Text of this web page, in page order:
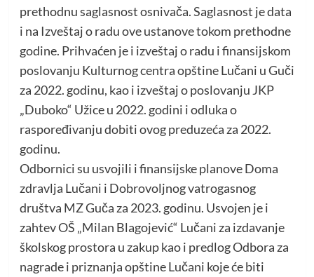
prethodnu saglasnost osnivača. Saglasnost je data
i na Izveštaj o radu ove ustanove tokom prethodne
godine. Prihvaćen je i izveštaj o radu i finansijskom
poslovanju Kulturnog centra opštine Lučani u Guči
za 2022. godinu, kao i izveštaj o poslovanju JKP
„Duboko“ Užice u 2022. godini i odluka o
raspoređivanju dobiti ovog preduzeća za 2022.
godinu.
Odbornici su usvojili i finansijske planove Doma
zdravlja Lučani i Dobrovoljnog vatrogasnog
društva MZ Guča za 2023. godinu. Usvojen je i
zahtev OŠ „Milan Blagojević“ Lučani za izdavanje
školskog prostora u zakup kao i predlog Odbora za
nagrade i priznanja opštine Lučani koje će biti